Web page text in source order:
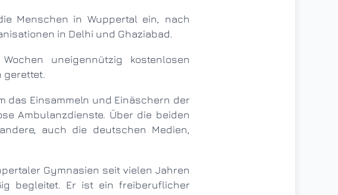
in Delhi und Ghaziabad.
uneigennützig kostenlosen
gerettet.
das Einsammeln und Einäschern der
Ambulanzdienste. Über die beiden
auch die deutschen Medien,
begleitet. Er ist ein freiberuflicher